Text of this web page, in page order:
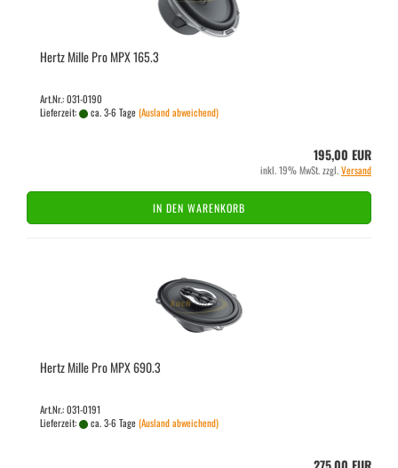
Hertz Mille Pro MPX 165.3
Art.Nr.: 031-0190
Lieferzeit:
ca. 3-6 Tage(Ausland abweichend)
195,00 EUR
inkl. 19% MwSt. zzgl.Versand
IN DEN WARENKORB
Hertz Mille Pro MPX 690.3
Art.Nr.: 031-0191
Lieferzeit:
ca. 3-6 Tage(Ausland abweichend)